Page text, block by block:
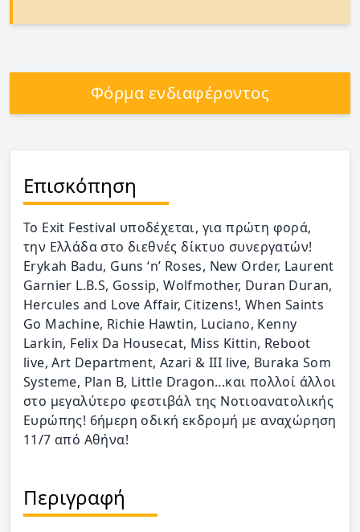
Φόρμα ενδιαφέροντος
Επισκόπηση
Το Exit Festival υποδέχεται, για πρώτη φορά,
την Ελλάδα στο διεθνές δίκτυο συνεργατών!
Erykah Badu, Guns ‘n’ Roses, New Order, Laurent
Garnier L.B.S, Gossip, Wolfmother, Duran Duran,
Hercules and Love Affair, Citizens!, When Saints
Go Machine, Richie Hawtin, Luciano, Kenny
Larkin, Felix Da Housecat, Miss Kittin, Reboot
live, Art Department, Azari & III live, Buraka Som
Systeme, Plan B, Little Dragon...και πολλοί άλλοι
στο μεγαλύτερο φεστιβάλ της Νοτιοανατολικής
Ευρώπης! 6ήμερη οδική εκδρομή με αναχώρηση
11/7 από Αθήνα!
Περιγραφή